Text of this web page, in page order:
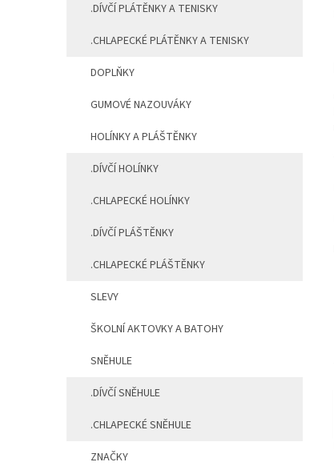
.DÍVČÍ PLÁTĚNKY A TENISKY
.CHLAPECKÉ PLÁTĚNKY A TENISKY
DOPLŇKY
GUMOVÉ NAZOUVÁKY
HOLÍNKY A PLÁŠTĚNKY
.DÍVČÍ HOLÍNKY
.CHLAPECKÉ HOLÍNKY
.DÍVČÍ PLÁŠTĚNKY
.CHLAPECKÉ PLÁŠTĚNKY
SLEVY
ŠKOLNÍ AKTOVKY A BATOHY
SNĚHULE
.DÍVČÍ SNĚHULE
.CHLAPECKÉ SNĚHULE
ZNAČKY